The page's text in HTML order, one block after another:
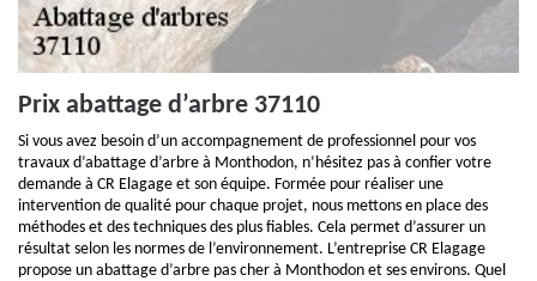
Prix abattage d’arbre 37110
Si vous avez besoin d’un accompagnement de professionnel pour vos
travaux d’abattage d’arbre à Monthodon, n’hésitez pas à confier votre
demande à CR Elagage et son équipe. Formée pour réaliser une
intervention de qualité pour chaque projet, nous mettons en place des
méthodes et des techniques des plus fiables. Cela permet d’assurer un
résultat selon les normes de l’environnement. L’entreprise CR Elagage
propose un abattage d’arbre pas cher à Monthodon et ses environs. Quel